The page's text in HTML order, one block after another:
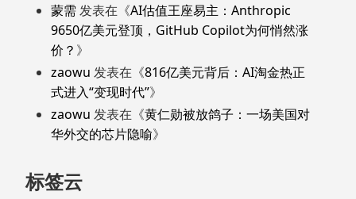
蒙需 发表在《AI估值王座易主：Anthropic
9650亿美元登顶，GitHub Copilot为何悄然涨
价？ 》
zaowu 发表在《816亿美元背后：AI淘金热正
式进入“变现时代”》
zaowu 发表在《黄仁勋被放鸽子：一场美国对
华外交的芯片隐喻》
标签云